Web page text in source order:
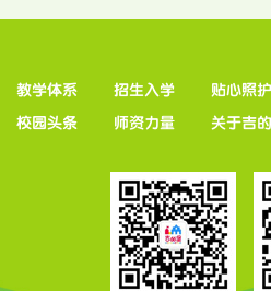
教学体系 招生入学 贴心照护
校园头条 师资力量 关于吉